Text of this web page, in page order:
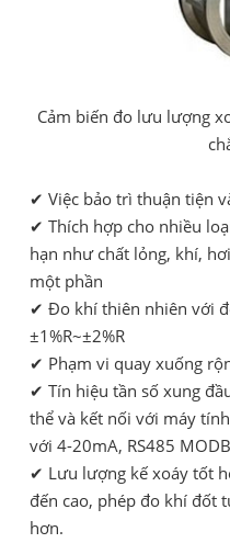
Cảm biến đo lưu lượng
✔ Việc bảo trì thuận tiện
✔ Thích hợp cho nhiều
hạn như chất lỏng, khí,
một phần
✔ Đo khí thiên nhiên với
±1%R~±2%R
✔ Phạm vi quay xuống
✔ Tín hiệu tần số xung
thể và kết nối với máy
với 4-20mA, RS485
✔ Lưu lượng kế xoáy tốt
đến cao, phép đo khí đốt
hơn.